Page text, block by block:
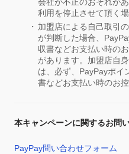
会社が不正のおそれが
利用を停止させて頂く場
加盟店による自己取引
が判断した場合、
収書などお支払い時の
があります。加盟店自
は、必ず、PayPayポイ
書などお支払い時のお
本キャンペーンに関するお問
PayPay問い合わせフォーム